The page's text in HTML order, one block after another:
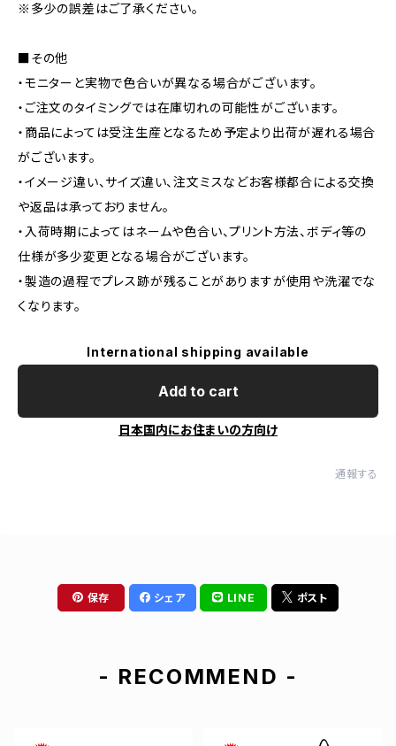
※多少の誤差はご了承ください。
■その他
・モニターと実物で色合いが異なる場合がございます。
・ご注文のタイミングでは在庫切れの可能性がございます。
・商品によっては受注生産となるため予定より出荷が遅れる場合
がございます。
・イメージ違い、サイズ違い、注文ミスなどお客様都合による交換
や返品は承っておりません。
・入荷時期によってはネームや色合い、プリント方法、ボディ等の
仕様が多少変更となる場合がございます。
・製造の過程でプレス跡が残ることがありますが使用や洗濯でな
くなります。
International shipping available
Add to cart
日本国内にお住まいの方向け
通報する
保存 シェア LINE ポスト
- RECOMMEND -